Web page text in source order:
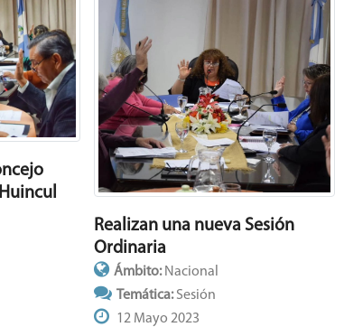
Realizan una nueva Sesión
Ordinaria
Ámbito: Nacional
Temática:Sesión
12 Mayo 2023